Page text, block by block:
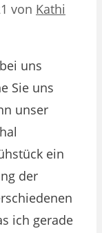
von Kathi
uns
Sie uns
unser
ein
der
ich gerade